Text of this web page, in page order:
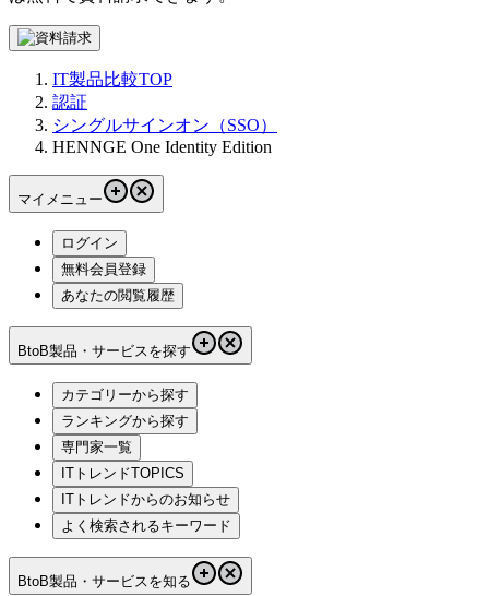
IT製品比較TOP
認証
シングルサインオン（SSO）
HENNGE One Identity Edition
マイメニュー
ログイン
無料会員登録
あなたの閲覧履歴
BtoB製品・サービスを探す
カテゴリーから探す
ランキングから探す
専門家一覧
ITトレンドTOPICS
ITトレンドからのお知らせ
よく検索されるキーワード
BtoB製品・サービスを知る